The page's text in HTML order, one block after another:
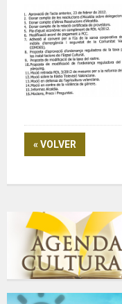
« VOLVER